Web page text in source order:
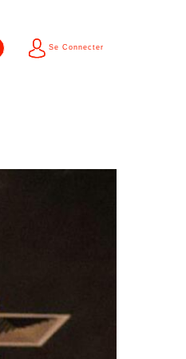
Se Connecter